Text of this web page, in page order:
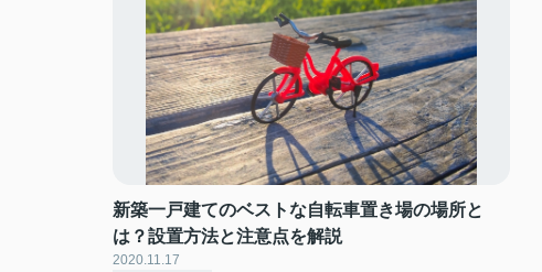
新築一戸建てのベストな自転車置き場の場所と
は？設置方法と注意点を解説
2020.11.17